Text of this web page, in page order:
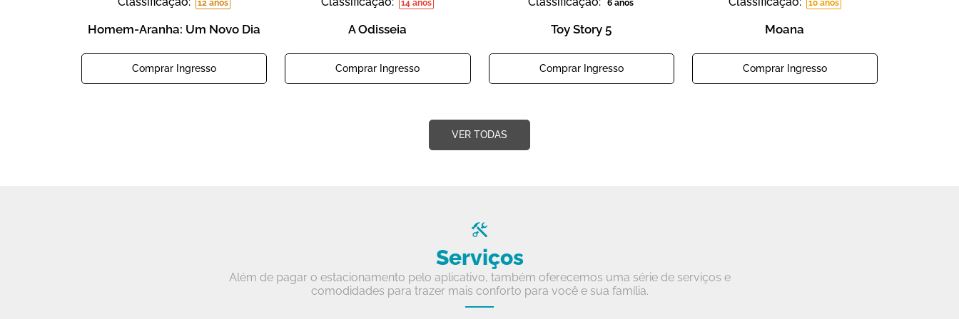
12 anos
Homem-Aranha: Um Novo Dia
Comprar Ingresso
14 anos
A Odisseia
Comprar Ingresso
6 anos
Toy Story 5
Comprar Ingresso
10 anos
Moana
Comprar Ingresso
VER TODAS
Serviços
Além de pagar o estacionamento pelo aplicativo, também oferecemos uma série de serviços e
comodidades para trazer mais conforto para você e sua família.